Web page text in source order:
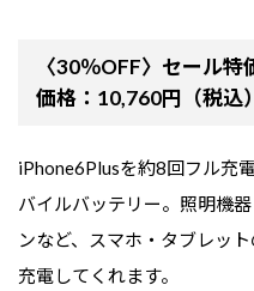
〈30％OFF〉セール
価格：10,760円（税込）
iPhone6Plusを約8回フル充
バイルバッテリー。照明機
ンなど、スマホ・タブレッ
充電してくれます。